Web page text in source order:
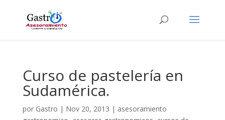
Curso de pastelería en
Sudamérica.
por Gastro | Nov 20, 2013 | asesoramiento